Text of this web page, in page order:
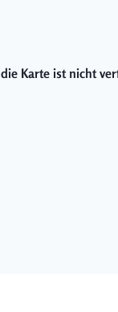
die Karte ist nicht